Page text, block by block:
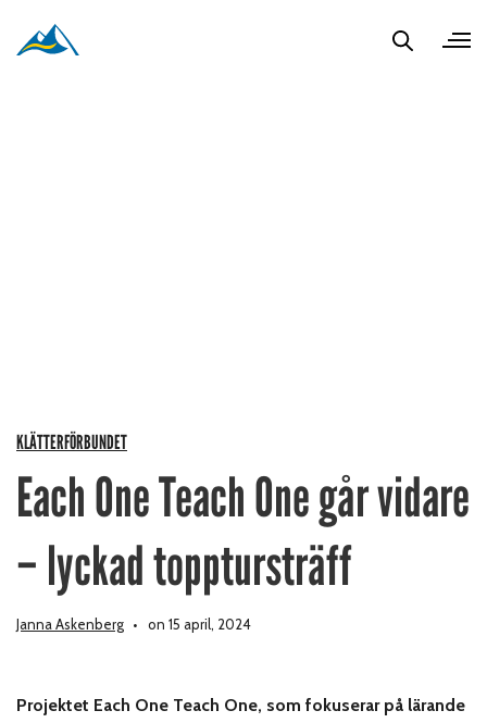
KLÄTTERFÖRBUNDET
Each One Teach One går vidare
– lyckad topptursträff
Janna Askenberg on 15 april, 2024
Projektet Each One Teach One, som fokuserar på lärande